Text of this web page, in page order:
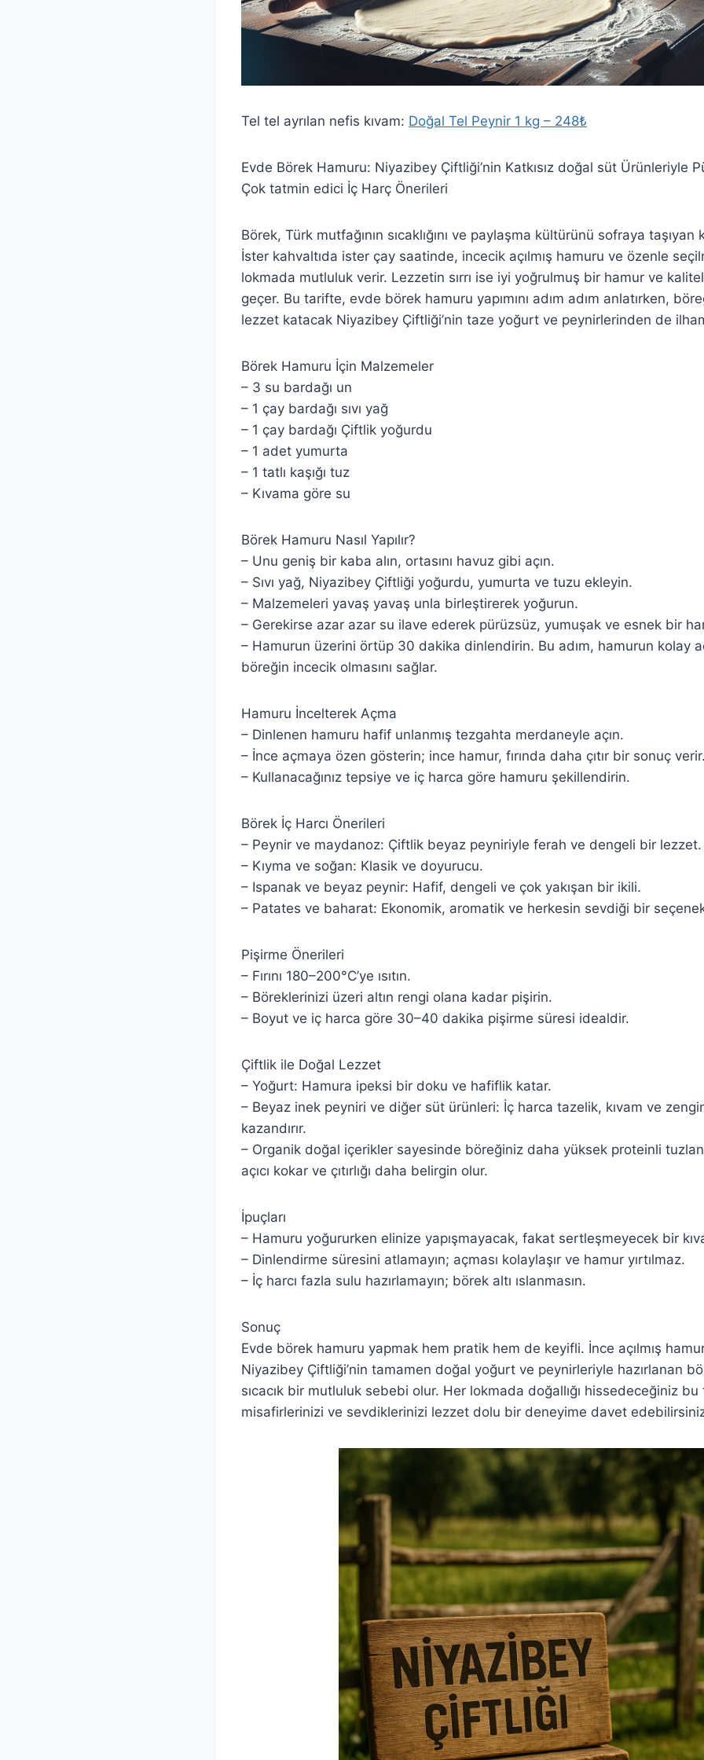
Tel tel ayrılan nefis kıvam: Doğal Tel Peynir 1 kg – 248₺
Evde Börek Hamuru: Niyazibey Çiftliği’nin Katkısız doğal süt Ürünleriyle
Çok tatmin edici İç Harç Önerileri
Börek, Türk mutfağının sıcaklığını ve paylaşma kültürünü sofraya
İster kahvaltıda ister çay saatinde, incecik açılmış hamuru ve özenle
lokmada mutluluk verir. Lezzetin sırrı ise iyi yoğrulmuş bir hamur ve
geçer. Bu tarifte, evde börek hamuru yapımını adım adım anlatırken,
lezzet katacak Niyazibey Çiftliği’nin taze yoğurt ve peynirlerinden de
Börek Hamuru İçin Malzemeler
– 3 su bardağı un
– 1 çay bardağı sıvı yağ
– 1 çay bardağı Çiftlik yoğurdu
– 1 adet yumurta
– 1 tatlı kaşığı tuz
– Kıvama göre su
Börek Hamuru Nasıl Yapılır?
– Unu geniş bir kaba alın, ortasını havuz gibi açın.
– Sıvı yağ, Niyazibey Çiftliği yoğurdu, yumurta ve tuzu ekleyin.
– Malzemeleri yavaş yavaş unla birleştirerek yoğurun.
– Gerekirse azar azar su ilave ederek pürüzsüz, yumuşak ve esnek bir
– Hamurun üzerini örtüp 30 dakika dinlendirin. Bu adım, hamurun kolay
böreğin incecik olmasını sağlar.
Hamuru İncelterek Açma
– Dinlenen hamuru hafif unlanmış tezgahta merdaneyle açın.
– İnce açmaya özen gösterin; ince hamur, fırında daha çıtır bir sonuç
– Kullanacağınız tepsiye ve iç harca göre hamuru şekillendirin.
Börek İç Harcı Önerileri
– Peynir ve maydanoz: Çiftlik beyaz peyniriyle ferah ve dengeli bir lezzet.
– Kıyma ve soğan: Klasik ve doyurucu.
– Ispanak ve beyaz peynir: Hafif, dengeli ve çok yakışan bir ikili.
– Patates ve baharat: Ekonomik, aromatik ve herkesin sevdiği bir
Pişirme Önerileri
– Fırını 180–200°C’ye ısıtın.
– Böreklerinizi üzeri altın rengi olana kadar pişirin.
– Boyut ve iç harca göre 30–40 dakika pişirme süresi idealdir.
Çiftlik ile Doğal Lezzet
– Yoğurt: Hamura ipeksi bir doku ve hafiflik katar.
– Beyaz inek peyniri ve diğer süt ürünleri: İç harca tazelik, kıvam ve
kazandırır.
– Organik doğal içerikler sayesinde böreğiniz daha yüksek proteinli
açıcı kokar ve çıtırlığı daha belirgin olur.
İpuçları
– Hamuru yoğururken elinize yapışmayacak, fakat sertleşmeyecek bir
– Dinlendirme süresini atlamayın; açması kolaylaşır ve hamur yırtılmaz.
– İç harcı fazla sulu hazırlamayın; börek altı ıslanmasın.
Sonuç
Evde börek hamuru yapmak hem pratik hem de keyifli. İnce açılmış
Niyazibey Çiftliği’nin tamamen doğal yoğurt ve peynirleriyle hazırlanan
sıcacık bir mutluluk sebebi olur. Her lokmada doğallığı hissedeceğiniz
misafirlerinizi ve sevdiklerinizi lezzet dolu bir deneyime davet